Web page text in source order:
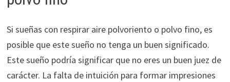
Si sueñas con respirar aire polvoriento o polvo fino, es
posible que este sueño no tenga un buen significado.
Este sueño podría significar que no eres un buen juez de
carácter. La falta de intuición para formar impresiones